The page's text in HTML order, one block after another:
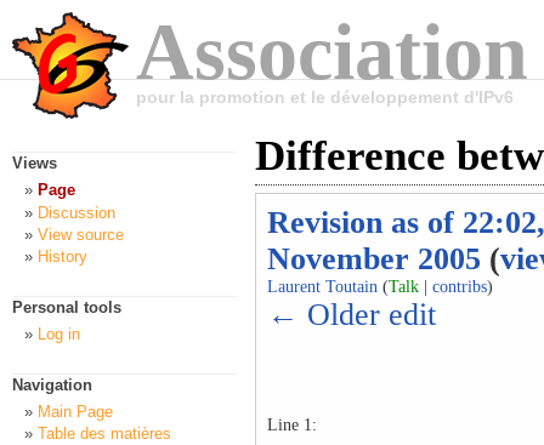
pour la promotion et le développement d'IPv6
Difference
Revision as of
November 2005 (
Laurent Toutain (Talk contribs)
← Older edit
Line 1:
Views
Page
Discussion
View source
History
Personal tools
Log in
Navigation
Main Page
Table des matières